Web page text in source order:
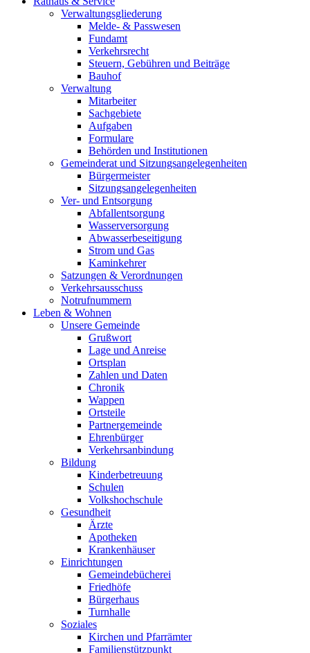
Verwaltungsgliederung
Melde- & Passwesen
Fundamt
Verkehrsrecht
Steuern, Gebühren und Beiträge
Bauhof
Verwaltung
Mitarbeiter
Sachgebiete
Aufgaben
Formulare
Behörden und Institutionen
Gemeinderat und Sitzungsangelegenheiten
Bürgermeister
Sitzungsangelegenheiten
Ver- und Entsorgung
Abfallentsorgung
Wasserversorgung
Abwasserbeseitigung
Strom und Gas
Kaminkehrer
Satzungen & Verordnungen
Verkehrsausschuss
Notrufnummern
Leben & Wohnen
Unsere Gemeinde
Grußwort
Lage und Anreise
Ortsplan
Zahlen und Daten
Chronik
Wappen
Ortsteile
Partnergemeinde
Ehrenbürger
Verkehrsanbindung
Bildung
Kinderbetreuung
Schulen
Volkshochschule
Gesundheit
Ärzte
Apotheken
Krankenhäuser
Einrichtungen
Gemeindebücherei
Friedhöfe
Bürgerhaus
Turnhalle
Soziales
Kirchen und Pfarrämter
Familienstützpunkt